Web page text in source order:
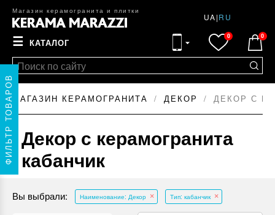
Магазин керамогранита и плитки
UA|RU
☰ КАТАЛОГ
0 0
МАГАЗИН КЕРАМОГРАНИТА ДЕКОР ДЕКОР С
Декор с керамогранита
кабанчик
Вы выбрали: Наименование: Декор Тип: кабанчик
ФИЛЬТР ТОВАРОВ